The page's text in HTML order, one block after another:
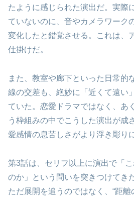
たように感じられた演出だ。実際
ていないのに、音やカメラワーク
変化したと錯覚させる。これは、
仕掛けだ。
また、教室や廊下といった日常的
線の交差も、絶妙に「近くて遠い
ていた。恋愛ドラマではなく、あ
う枠組みの中でこうした演出が成
愛感情の息苦しさがより浮き彫り
第3話は、セリフ以上に演出で「
のか」という問いを突きつけてき
ただ展開を追うのではなく、“距離